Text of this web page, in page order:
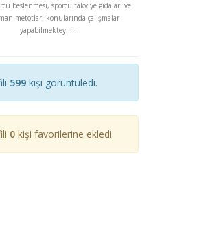
beslenmesi, sporcu takviye gıdaları ve
metotları konularında çalışmalar
yapabilmekteyim.
599 kişi görüntüledi.
0 kişi favorilerine ekledi.